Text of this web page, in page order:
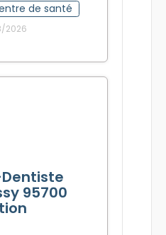
de santé
2026
95700